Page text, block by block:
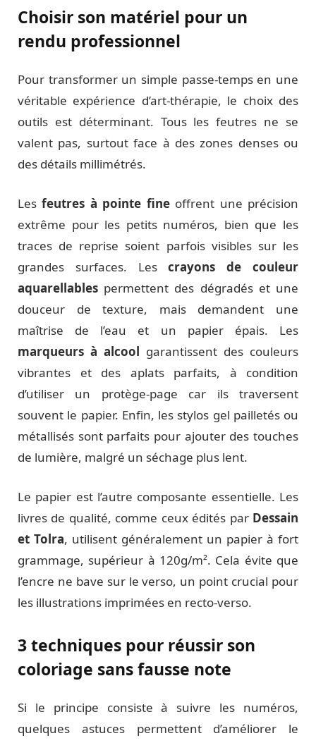
Choisir son matériel pour un
rendu professionnel
Pour transformer un simple passe-temps en une
véritable expérience d’art-thérapie, le choix des
outils est déterminant. Tous les feutres ne se
valent pas, surtout face à des zones denses ou
des détails millimétrés.
Lesfeutres à pointe fineoffrent une précision
extrême pour les petits numéros, bien que les
traces de reprise soient parfois visibles sur les
grandes surfaces. Lescrayons de couleur
aquarellables permettent des dégradés et une
douceur de texture, mais demandent une
maîtrise de l’eau et un papier épais. Les
marqueurs à alcool garantissent des couleurs
vibrantes et des aplats parfaits, à condition
d’utiliser un protège-page car ils traversent
souvent le papier. Enfin, les stylos gel pailletés ou
métallisés sont parfaits pour ajouter des touches
de lumière, malgré un séchage plus lent.
Le papier est l’autre composante essentielle. Les
livres de qualité, comme ceux édités par Dessain
et Tolra, utilisent généralement un papier à fort
grammage, supérieur à 120g/m². Cela évite que
l’encre ne bave sur le verso, un point crucial pour
les illustrations imprimées en recto-verso.
3 techniques pour réussir son
coloriage sans fausse note
Si le principe consiste à suivre les numéros,
quelques astuces permettent d’améliorer le